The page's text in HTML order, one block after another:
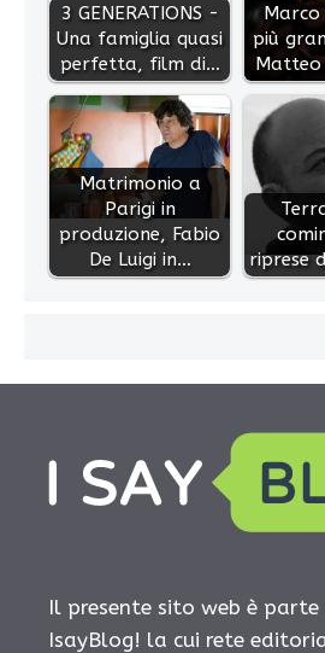
3 GENERATIONS -
Una famiglia quasi
perfetta, film di…
Marco
più
Matteo
Matrimonio a
Parigi in
produzione, Fabio
De Luigi in…
riprese
Il presente sito web è
IsayBlog! la cui rete